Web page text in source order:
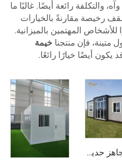
والتكلفة رائعة أيضًا. غالبًا ما
رخيصة مقارنةً بالخيارات
للأشخاص المهتمين بالميزانية.
متينة، فإن منتجنا خيمة
يكون أيضًا خيارًا رائعًا.
منزل جاهز حديث مكوّن من 3 غرف نوم | منزل معيشي قابل للتوسيع بطول 20 قدمًا في حاوية لأسلوب حياة مستدام